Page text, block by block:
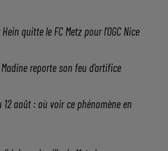
quitte le FC Metz pour l'OGC Nice
reporte son feu d’artifice
12 août : où voir ce phénomène en